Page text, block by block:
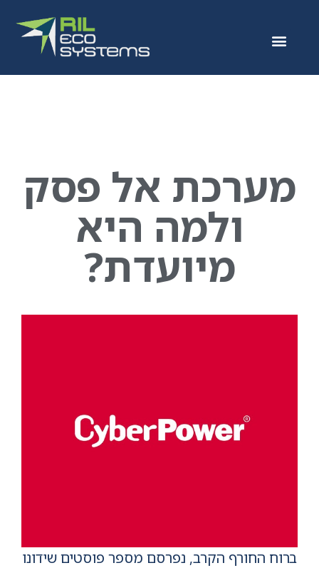
מערכת אל פסק
ולמה היא
מיועדת?
ברוח החורף הקרב, נפרסם מספר פוסטים שידונו